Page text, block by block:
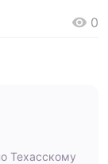
0
Техасскому